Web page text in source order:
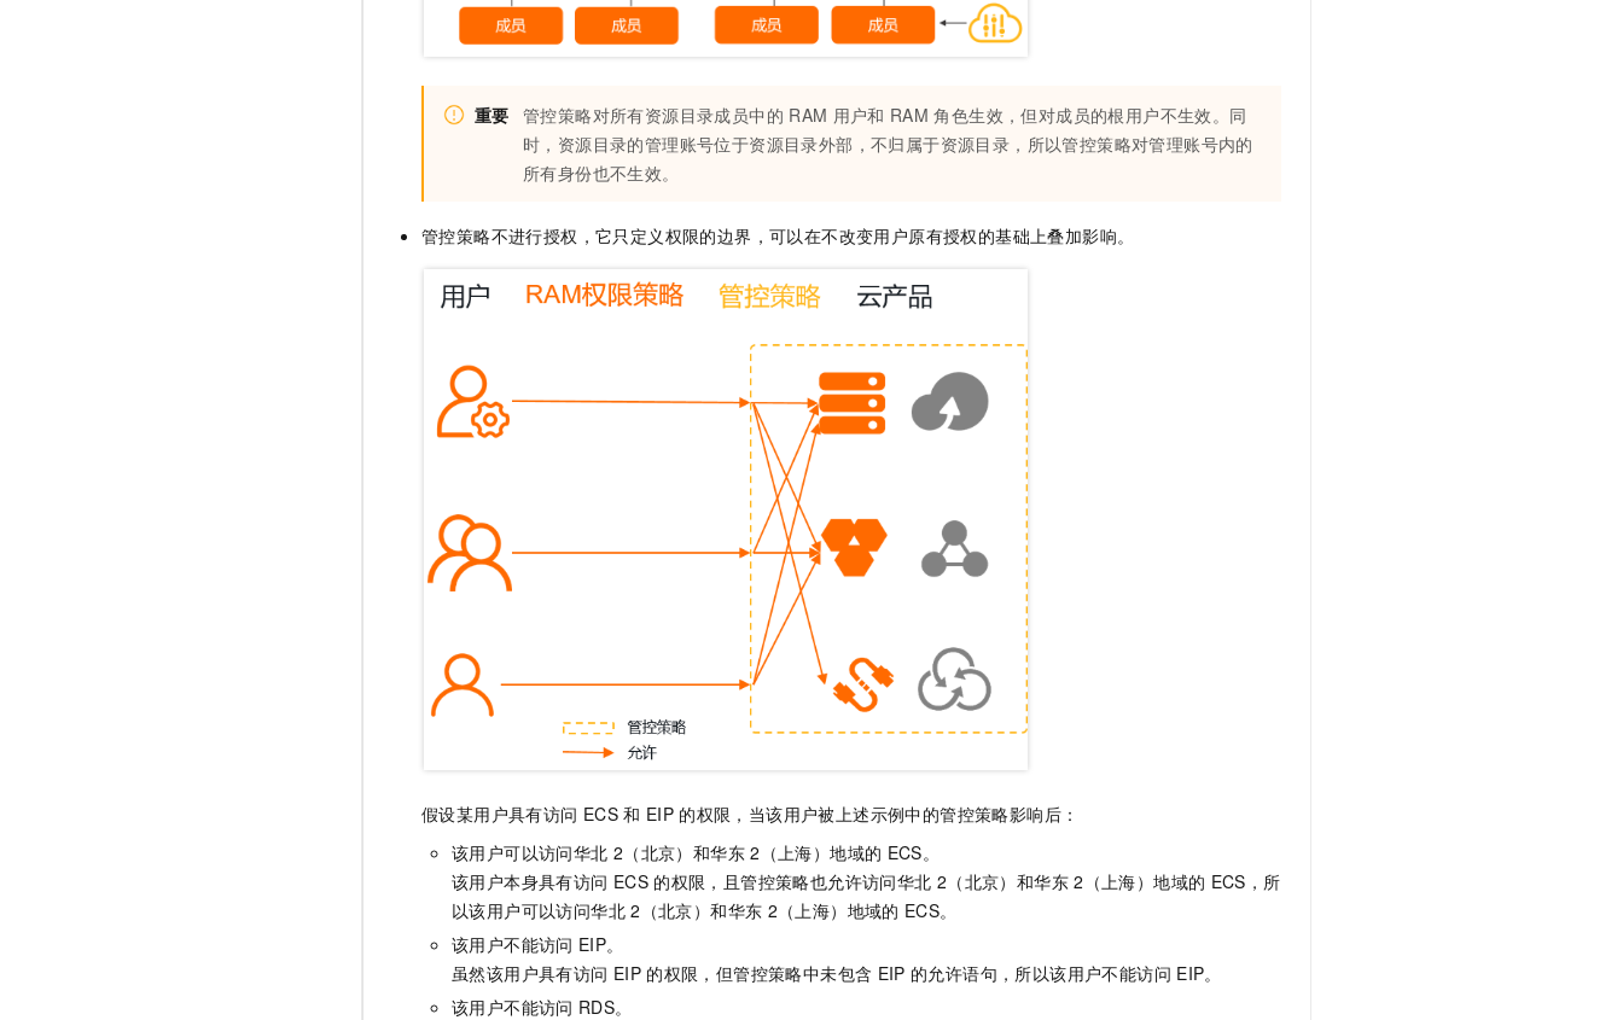
重要 管控策略对所有资源目录成员中的 RAM 用户和 RAM 角色生效，但对成员的根用户不生效。同
时，资源目录的管理账号位于资源目录外部，不归属于资源目录，所以管控策略对管理账号内的
所有身份也不生效。
管控策略不进行授权，它只定义权限的边界，可以在不改变用户原有授权的基础上叠加影响。
假设某用户具有访问 ECS 和 EIP 的权限，当该用户被上述示例中的管控策略影响后：
该用户可以访问华北 2（北京）和华东 2（上海）地域的 ECS。
该用户本身具有访问 ECS 的权限，且管控策略也允许访问华北 2（北京）和华东 2（上海）地域的 ECS，所
以该用户可以访问华北 2（北京）和华东 2（上海）地域的 ECS。
该用户不能访问 EIP。
虽然该用户具有访问 EIP 的权限，但管控策略中未包含 EIP 的允许语句，所以该用户不能访问 EIP。
该用户不能访问 RDS。